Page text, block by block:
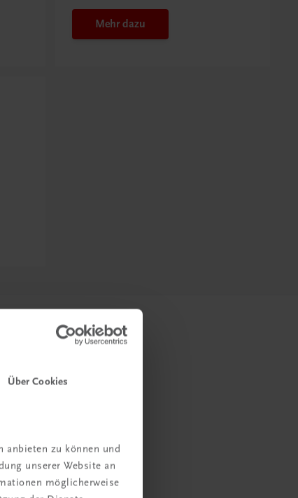
Über Cookies
anbieten zu können und
unserer Website an
möglicherweise
Mehr dazu